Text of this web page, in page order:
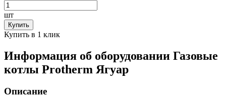
шт
Купить
Купить в 1 клик
Информация об оборудовании Газовые
котлы Protherm Ягуар
Описание